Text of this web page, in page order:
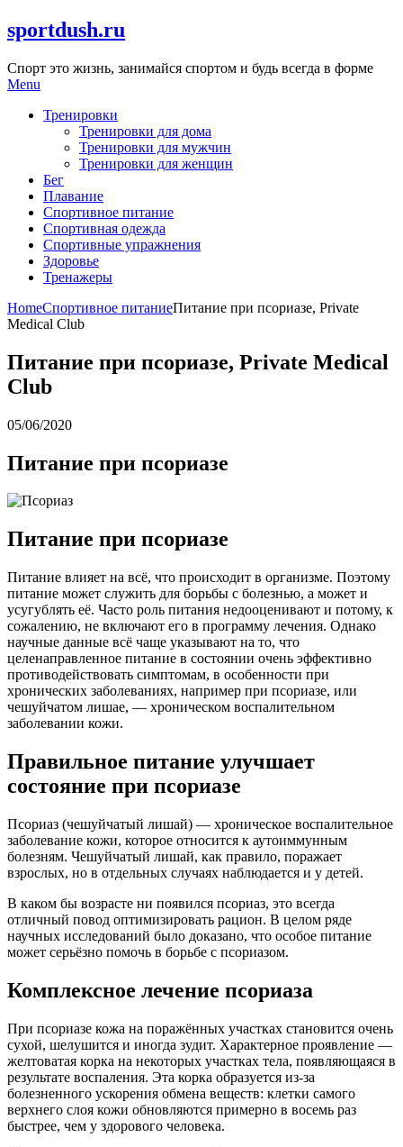
Skip
to
sportdush.ru
Спорт это жизнь, занимайся спортом и будь всегда в форме
Menu
Тренировки
Тренировки для дома
Тренировки для мужчин
Тренировки для женщин
Бег
Плавание
Спортивное питание
Спортивная одежда
Спортивные упражнения
Здоровье
Тренажеры
HomeСпортивное питаниеПитание при псориазе, Private
Medical Club
Питание при псориазе, Private Medical
Club
05/06/2020
Питание при псориазе
Питание при псориазе
Питание влияет на всё, что происходит в организме. Поэтому
питание может служить для борьбы с болезнью, а может и
усугублять её. Часто роль питания недооценивают и потому, к
сожалению, не включают его в программу лечения. Однако
научные данные всё чаще указывают на то, что
целенаправленное питание в состоянии очень эффективно
противодействовать симптомам, в особенности при
хронических заболеваниях, например при псориазе, или
чешуйчатом лишае, — хроническом воспалительном
заболевании кожи.
Правильное питание улучшает
состояние при псориазе
Псориаз (чешуйчатый лишай) — хроническое воспалительное
заболевание кожи, которое относится к аутоиммунным
болезням. Чешуйчатый лишай, как правило, поражает
взрослых, но в отдельных случаях наблюдается и у детей.
В каком бы возрасте ни появился псориаз, это всегда
отличный повод оптимизировать рацион. В целом ряде
научных исследований было доказано, что особое питание
может серьёзно помочь в борьбе с псориазом.
Комплексное лечение псориаза
При псориазе кожа на поражённых участках становится очень
сухой, шелушится и иногда зудит. Характерное проявление —
желтоватая корка на некоторых участках тела, появляющаяся в
результате воспаления. Эта корка образуется из-за
болезненного ускорения обмена веществ: клетки самого
верхнего слоя кожи обновляются примерно в восемь раз
быстрее, чем у здорового человека.